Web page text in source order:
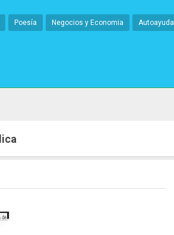
Poesía Negocios y Economia Autoayuda